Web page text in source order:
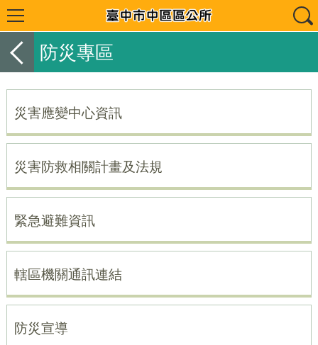
防災專區
災害應變中心資訊
災害防救相關計畫及法規
緊急避難資訊
轄區機關通訊連結
防災宣導